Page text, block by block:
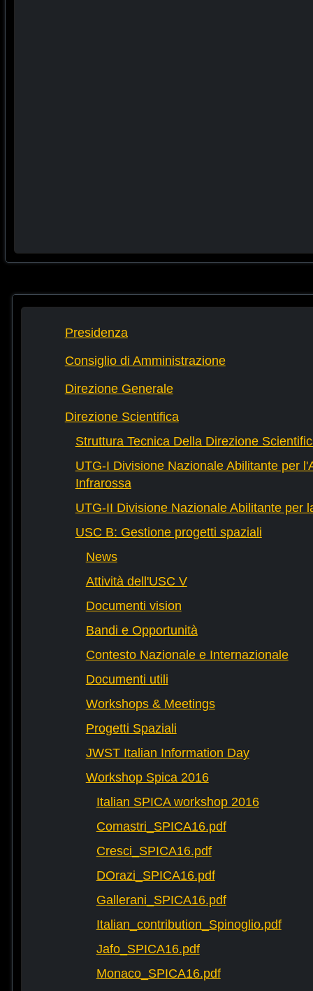
Presidenza
Consiglio di Amministrazione
Direzione Generale
Direzione Scientifica
Struttura Tecnica Della Direzione
UTG-I Divisione Nazionale Abilitante per
Infrarossa
UTG-II Divisione Nazionale Abilitante per
USC B: Gestione progetti spaziali
News
Attività dell'USC V
Documenti vision
Bandi e Opportunità
Contesto Nazionale e Internazionale
Documenti utili
Workshops & Meetings
Progetti Spaziali
JWST Italian Information Day
Workshop Spica 2016
Italian SPICA workshop 2016
Comastri_SPICA16.pdf
Cresci_SPICA16.pdf
DOrazi_SPICA16.pdf
Gallerani_SPICA16.pdf
Italian_contribution_Spinoglio.pdf
Jafo_SPICA16.pdf
Monaco_SPICA16.pdf